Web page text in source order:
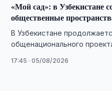
«Мой сад»: в Узбекистане
общественные
В Узбекистане
общенационального
пространств по
17:45 · 05/08/2026